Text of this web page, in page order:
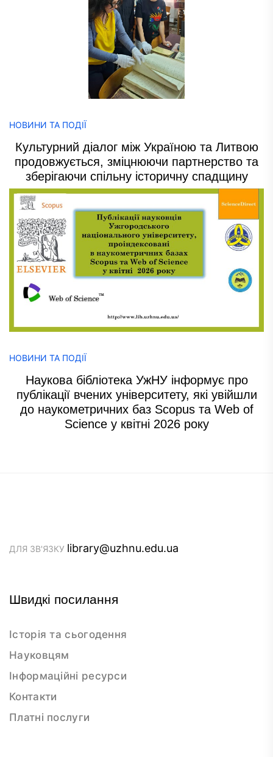
НОВИНИ ТА ПОДІЇ
Культурний діалог між Україною та Литвою
продовжується, зміцнюючи партнерство та
зберігаючи спільну історичну спадщину
НОВИНИ ТА ПОДІЇ
Наукова бібліотека УжНУ інформує про
публікації вчених університету, які увійшли
до наукометричних баз Scopus та Web of
Science у квітні 2026 року
ДЛЯ ЗВ'ЯЗКУ library@uzhnu.edu.ua
Швидкі посилання
Історія та сьогодення
Науковцям
Інформаційні ресурси
Контакти
Платні послуги